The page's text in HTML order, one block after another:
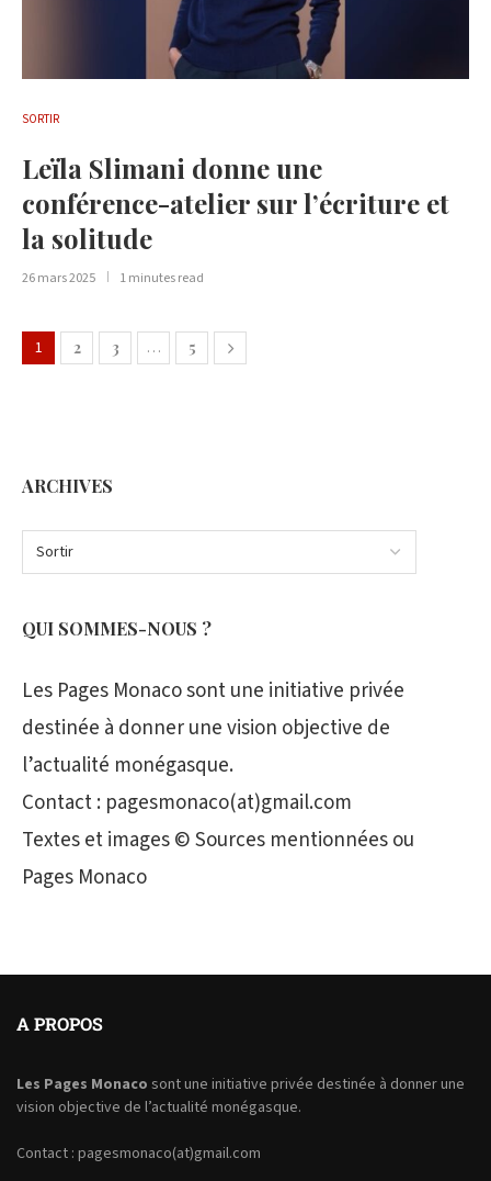
SORTIR
Leïla Slimani donne une
conférence-atelier sur l’écriture et
la solitude
26 mars 2025 1 minutes read
1 2 3 … 5
ARCHIVES
QUI SOMMES-NOUS ?
Les Pages Monaco sont une initiative privée
destinée à donner une vision objective de
l’actualité monégasque.
Contact : pagesmonaco(at)gmail.com
Textes et images © Sources mentionnées ou
Pages Monaco
A PROPOS
Les Pages Monaco sont une initiative privée destinée à donner une
vision objective de l’actualité monégasque.
Contact : pagesmonaco(at)gmail.com